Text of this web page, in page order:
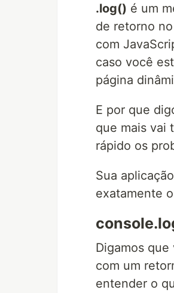
.log() é um
de retorno
com
caso você
página
E por que
que mais vai
rápido os
Sua
exatamente
Digamos
com um
entender o